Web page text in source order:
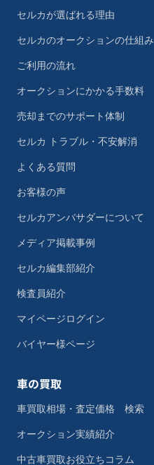
セルカが選ばれる理由
セルカのオークションの仕組み
ご利用の流れ
オークションにかかる手数料
売却までのサポート体制
セルカ トラブル・不安解消
よくある質問
お客様の声
セルカアンバサダーについて
メディア掲載事例
セルカ編集部紹介
検査員紹介
マイページログイン
バイヤー様ページ
車の買取
車買取相場・査定価格 検索
オークション実績紹介
中古車買取お役立ちコラム